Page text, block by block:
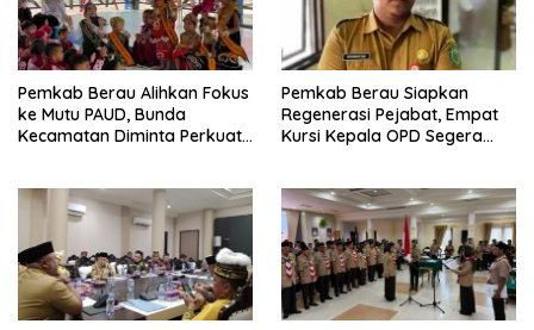
Pemkab Berau Alihkan Fokus
ke Mutu PAUD, Bunda
Kecamatan Diminta Perkuat
Pemkab Berau Siapkan
Regenerasi Pejabat, Empat
Kursi Kepala OPD Segera